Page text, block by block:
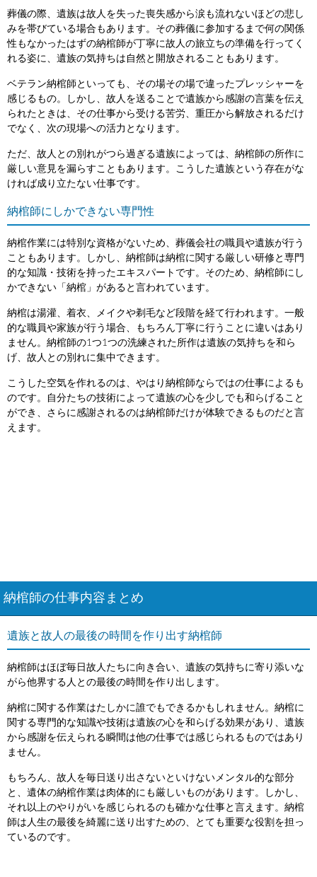
葬儀の際、遺族は故人を失った喪失感から涙も流れないほどの悲し
みを帯びている場合もあります。その葬儀に参加するまで何の関係
性もなかったはずの納棺師が丁寧に故人の旅立ちの準備を行ってく
れる姿に、遺族の気持ちは自然と開放されることもあります。
ベテラン納棺師といっても、その場その場で違ったプレッシャーを
感じるもの。しかし、故人を送ることで遺族から感謝の言葉を伝え
られたときは、その仕事から受ける苦労、重圧から解放されるだけ
でなく、次の現場への活力となります。
ただ、故人との別れがつら過ぎる遺族によっては、納棺師の所作に
厳しい意見を漏らすこともあります。こうした遺族という存在がな
ければ成り立たない仕事です。
納棺師にしかできない専門性
納棺作業には特別な資格がないため、葬儀会社の職員や遺族が行う
こともあります。しかし、納棺師は納棺に関する厳しい研修と専門
的な知識・技術を持ったエキスパートです。そのため、納棺師にし
かできない「納棺」があると言われています。
納棺は湯灌、着衣、メイクや剃毛など段階を経て行われます。一般
的な職員や家族が行う場合、もちろん丁寧に行うことに違いはあり
ません。納棺師の1つ1つの洗練された所作は遺族の気持ちを和ら
げ、故人との別れに集中できます。
こうした空気を作れるのは、やはり納棺師ならではの仕事によるも
のです。自分たちの技術によって遺族の心を少しでも和らげること
ができ、さらに感謝されるのは納棺師だけが体験できるものだと言
えます。
納棺師の仕事内容まとめ
遺族と故人の最後の時間を作り出す納棺師
納棺師はほぼ毎日故人たちに向き合い、遺族の気持ちに寄り添いな
がら他界する人との最後の時間を作り出します。
納棺に関する作業はたしかに誰でもできるかもしれません。納棺に
関する専門的な知識や技術は遺族の心を和らげる効果があり、遺族
から感謝を伝えられる瞬間は他の仕事では感じられるものではあり
ません。
もちろん、故人を毎日送り出さないといけないメンタル的な部分
と、遺体の納棺作業は肉体的にも厳しいものがあります。しかし、
それ以上のやりがいを感じられるのも確かな仕事と言えます。納棺
師は人生の最後を綺麗に送り出すための、とても重要な役割を担っ
ているのです。